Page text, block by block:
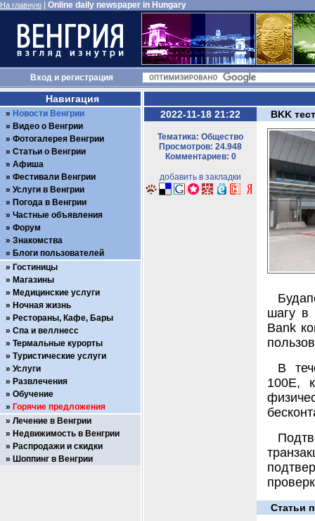
На главную Online daily newspaper in Hungary
Входи регистрация
2022-11-18 21:22
Тематика: Общество
Просмотров: 24.948
Комментариев: 0
добавить в закладки
BKK
шагу в
Bank
В
100E,
Статьи
Навигация
Новости Венгрии
Видео о Венгрии
Фотогалерея Венгрии
Статьи о Венгрии
Афиша
Фестивали Венгрии
Услуги в Венгрии
Погода в Венгрии
Частные объявления
Форум
Знакомства
Блоги пользователей
Гостиницы
Магазины
Медицинские услуги
Ночная жизнь
Рестораны, Кафе, Бары
Спа и веллнесс
Термальные курорты
Туристические услуги
Услуги
Развлечения
Обучение
Горячие предложения
Лечение в Венгрии
Недвижимость в Венгрии
Распродажи и скидки
Шоппинг в Венгрии